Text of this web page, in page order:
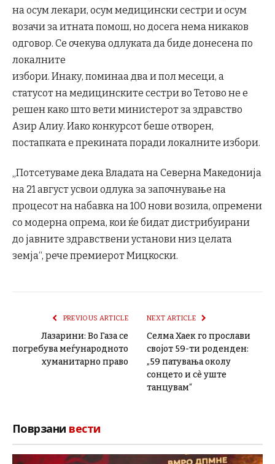
на осум лекари, осум медицински сестри и осум
возачи за итната помош, но досега нема никаков
одговор. Се очекува одлуката да биде донесена по
локалните
избори. Инаку, поминаа два и пол месеци, а
статусот на медицинските сестри во Тетово не е
решен како што вети министерот за здравство
Азир Алиу. Иако конкурсот беше отворен,
постапката е прекината поради локалните избори.
„Потсетуваме дека Владата на Северна Македонија
на 21 август усвои одлука за започнување на
процесот на набавка на 100 нови возила, опремени
со модерна опрема, кои ќе бидат дистрибуирани
до јавните здравствени установи низ целата
земја“, рече премиерот Мицкоски.
PREVIOUS ARTICLE
Лазарини: Во Газа се
погребува меѓународното
хуманитарно право
NEXT ARTICLE
Селма Хаек го прослави
својот 59-ти роденден:
„59 патувања околу
сонцето и сè уште
танцувам“
Поврзани вести